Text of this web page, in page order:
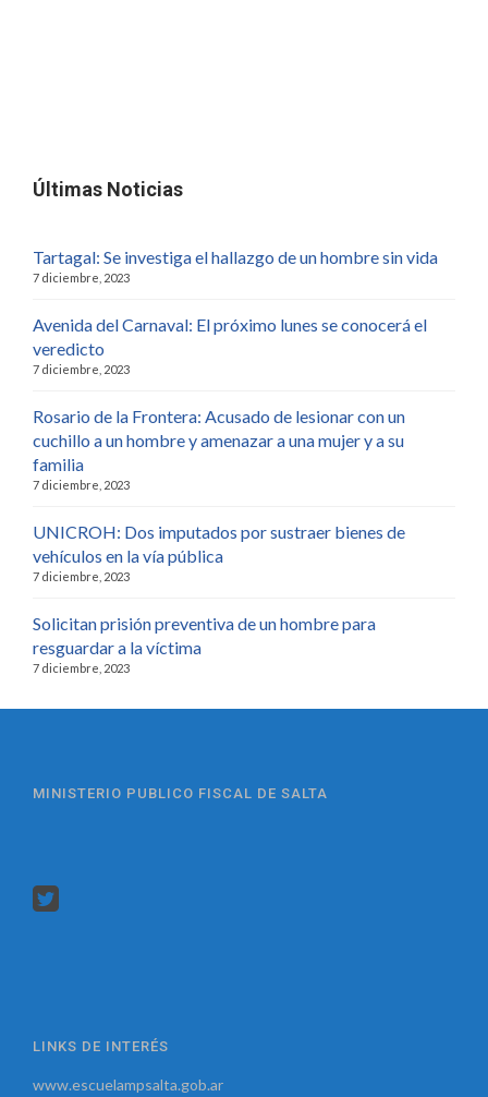
Últimas Noticias
Tartagal: Se investiga el hallazgo de un hombre sin vida
7 diciembre, 2023
Avenida del Carnaval: El próximo lunes se conocerá el
veredicto
7 diciembre, 2023
Rosario de la Frontera: Acusado de lesionar con un
cuchillo a un hombre y amenazar a una mujer y a su
familia
7 diciembre, 2023
UNICROH: Dos imputados por sustraer bienes de
vehículos en la vía pública
7 diciembre, 2023
Solicitan prisión preventiva de un hombre para
resguardar a la víctima
7 diciembre, 2023
MINISTERIO PUBLICO FISCAL DE SALTA
LINKS DE INTERÉS
www.escuelampsalta.gob.ar